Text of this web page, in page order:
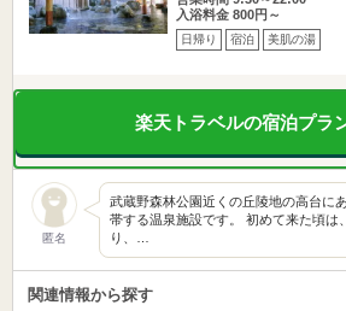
入浴料金 800円～
日帰り 宿泊 美肌の湯
楽天トラベルの宿泊プラ
匿名
武蔵野森林公園近くの丘陵地の高台に
帯する温泉施設です。 初めて来た頃は
り、…
関連情報から探す